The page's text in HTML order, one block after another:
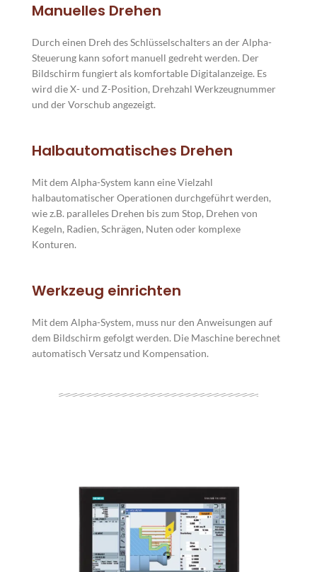
Manuelles Drehen
Durch einen Dreh des Schlüsselschalters an der Alpha-
Steuerung kann sofort manuell gedreht werden. Der
Bildschirm fungiert als komfortable Digitalanzeige. Es
wird die X- und Z-Position, Drehzahl Werkzeugnummer
und der Vorschub angezeigt.
Halbautomatisches Drehen
Mit dem Alpha-System kann eine Vielzahl
halbautomatischer Operationen durchgeführt werden,
wie z.B. paralleles Drehen bis zum Stop, Drehen von
Kegeln, Radien, Schrägen, Nuten oder komplexe
Konturen.
Werkzeug einrichten
Mit dem Alpha-System, muss nur den Anweisungen auf
dem Bildschirm gefolgt werden. Die Maschine berechnet
automatisch Versatz und Kompensation.